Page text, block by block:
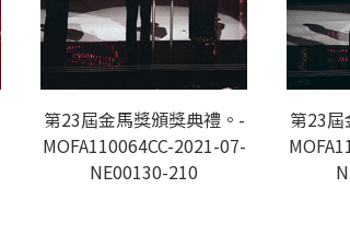
第23屆金馬獎頒獎典禮。-
MOFA110064CC-2021-07-
NE00130-210
第23